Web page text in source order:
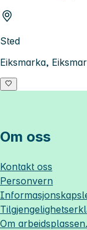
Sted
Eiksmarka,
Om oss
Kontakt oss
Personvern
Om